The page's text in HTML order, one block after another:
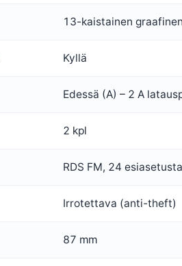
13-kaistainen
Kyllä
Edessä (A) – 2 A
2 kpl
RDS FM, 24 esiasetusta
Irrotettava (anti-theft)
87 mm